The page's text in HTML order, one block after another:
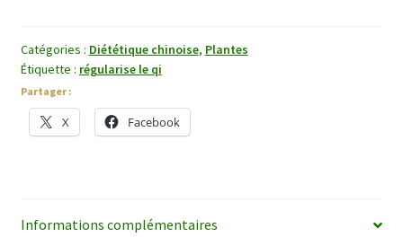
Catégories : Diététique chinoise, Plantes
Étiquette : régularise le qi
Partager :
X Facebook
Informations complémentaires